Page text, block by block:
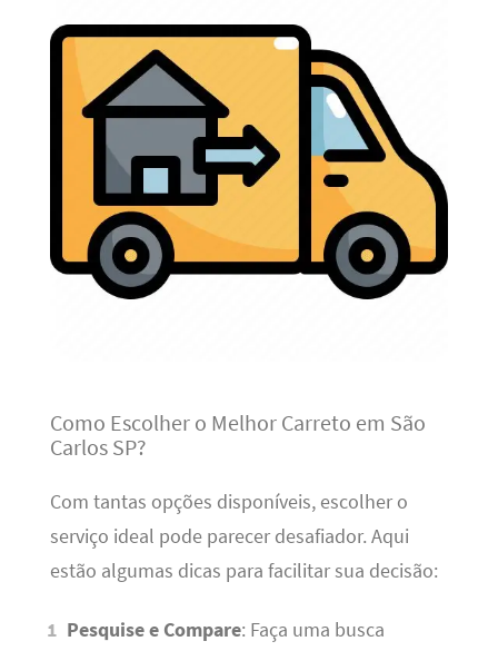
Como Escolher o Melhor Carreto em São
Carlos SP?
Com tantas opções disponíveis, escolher o
serviço ideal pode parecer desafiador. Aqui
estão algumas dicas para facilitar sua decisão:
Pesquise e Compare: Faça uma busca